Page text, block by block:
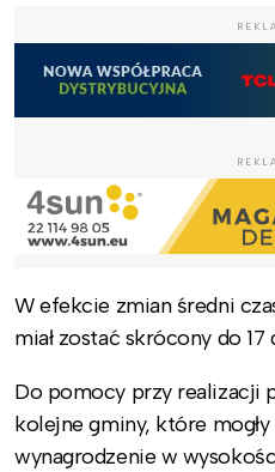
W efekcie zmian średni
miał zostać skrócony do 17
Do pomocy przy realizacji
kolejne gminy, które
wynagrodzenie w